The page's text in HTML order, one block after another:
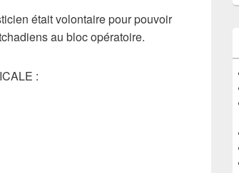
était volontaire pour pouvoir
au bloc opératoire.
: